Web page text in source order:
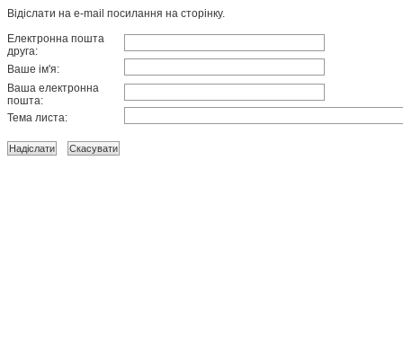
Відіслати на e-mail посилання на сторінку.
Електронна пошта
друга:
Ваше ім'я:
Ваша електронна
пошта:
Тема листа: